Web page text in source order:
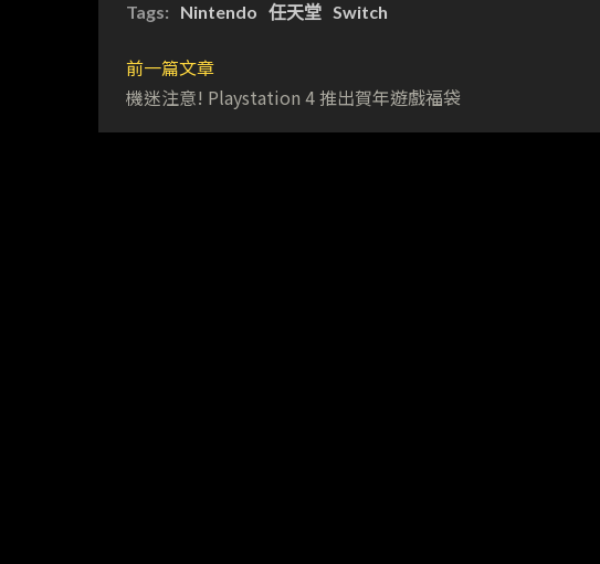
Tags: Nintendo 任天堂 Switch
前一篇文章
機迷注意! Playstation 4 推出賀年遊戲福袋